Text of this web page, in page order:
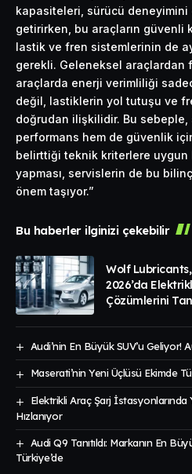
kapasiteleri, sürücü deneyimini
getirirken, bu araçların güvenli
lastik ve fren sistemlerinin de
gerekli. Geleneksel araçlardan
araçlarda enerji verimliliği
değil, lastiklerin yol tutuşu ve
doğrudan ilişkilidir. Bu
performans hem de güvenlik
belirttiği teknik kriterlere
yapması, servislerin de bu
önem taşıyor.”
Bu haberler ilginizi çekebilir
Wolf
2026’da
Çözümlerini
Audi’nin En Büyük SUV’u Geliyor!
Maserati’nin Yeni Üçlüsü Ekimde
Elektrikli Araç Şarj İstasyonlarında
Hızlanıyor
Audi Q9 Tanıtıldı: Markanın En
Türkiye’de